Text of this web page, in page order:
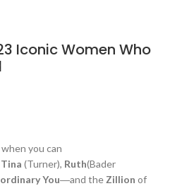
Iconic Women Who
when you can
Tina (Turner), Ruth(Bader
You―and the Zillion of